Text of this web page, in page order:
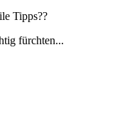
Tipps??
fürchten...